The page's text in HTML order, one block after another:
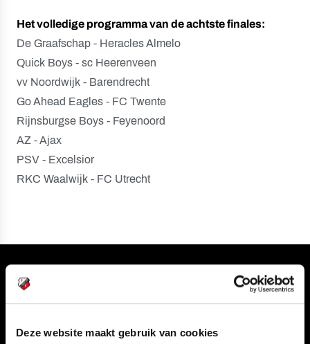
Deze website maakt gebruik van cookies
Het volledige programma van de achtste finales:
De Graafschap - Heracles Almelo
Quick Boys - sc Heerenveen
vv Noordwijk - Barendrecht
Go Ahead Eagles - FC Twente
Rijnsburgse Boys - Feyenoord
AZ - Ajax
PSV - Excelsior
RKC Waalwijk - FC Utrecht
Volg ons ook via